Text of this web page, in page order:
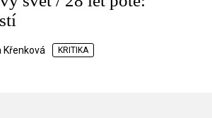
Křenková KRITIKA